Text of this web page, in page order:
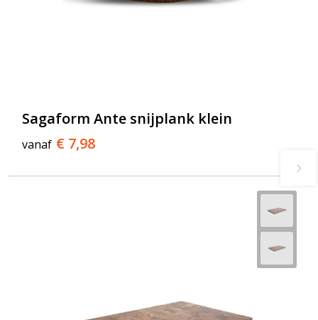
Sagaform Ante snijplank klein
vanaf € 7,98